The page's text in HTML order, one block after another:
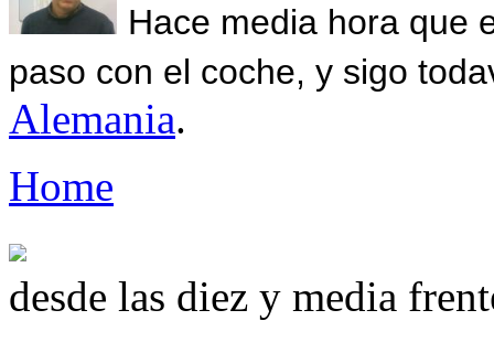
Hace media hora que
paso con el coche, y sigo
Alemania.
Home
desde las diez y media